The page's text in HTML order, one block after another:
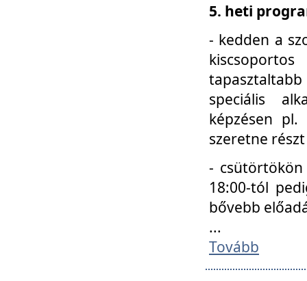
5. heti
- kedden a
speciális
képzésen
szeretne
- csütörtökön
18:00-tól
bővebb
...
Tovább